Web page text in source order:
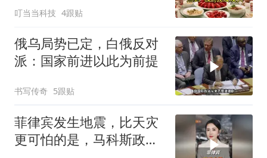
叮当当科技 4跟贴
俄乌局势已定，白俄反对
派：国家前进以此为前提
书写传奇 5跟贴
菲律宾发生地震，比天灾
更可怕的是，马科斯政府